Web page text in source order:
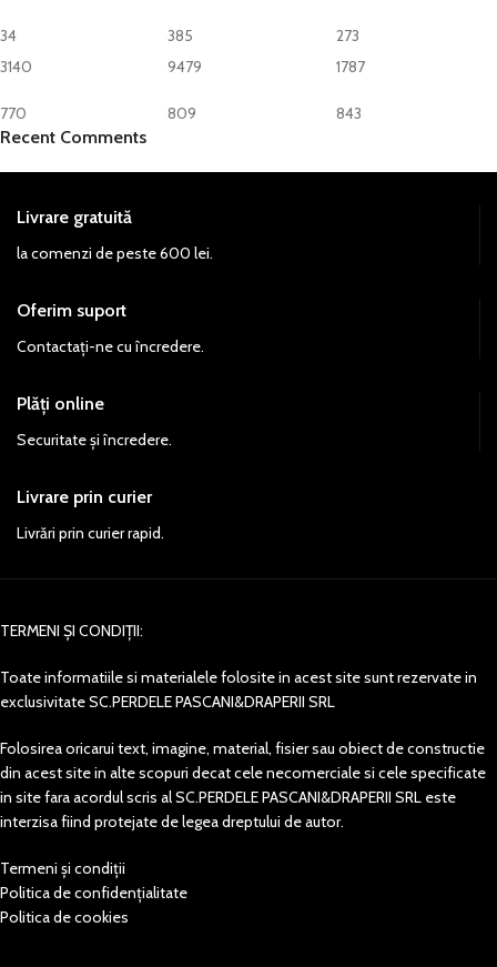
34 385
273
3140
770
9479
809
1787
843
Recent Comments
Livrare gratuită
la comenzi de peste 600 lei.
Oferim suport
Contactați-ne cu încredere.
Plăți online
Securitate și încredere.
Livrare prin curier
Livrări prin curier rapid.
TERMENI ȘI CONDIȚII:
Toate informatiile si materialele folosite in acest site sunt rezervate in
exclusivitate SC.PERDELE PASCANI&DRAPERII SRL
Folosirea oricarui text, imagine, material, fisier sau obiect de constructie
din acest site in alte scopuri decat cele necomerciale si cele specificate
in site fara acordul scris al SC.PERDELE PASCANI&DRAPERII SRL este
interzisa fiind protejate de legea dreptului de autor.
Termeni și condiții
Politica de confidențialitate
Politica de cookies